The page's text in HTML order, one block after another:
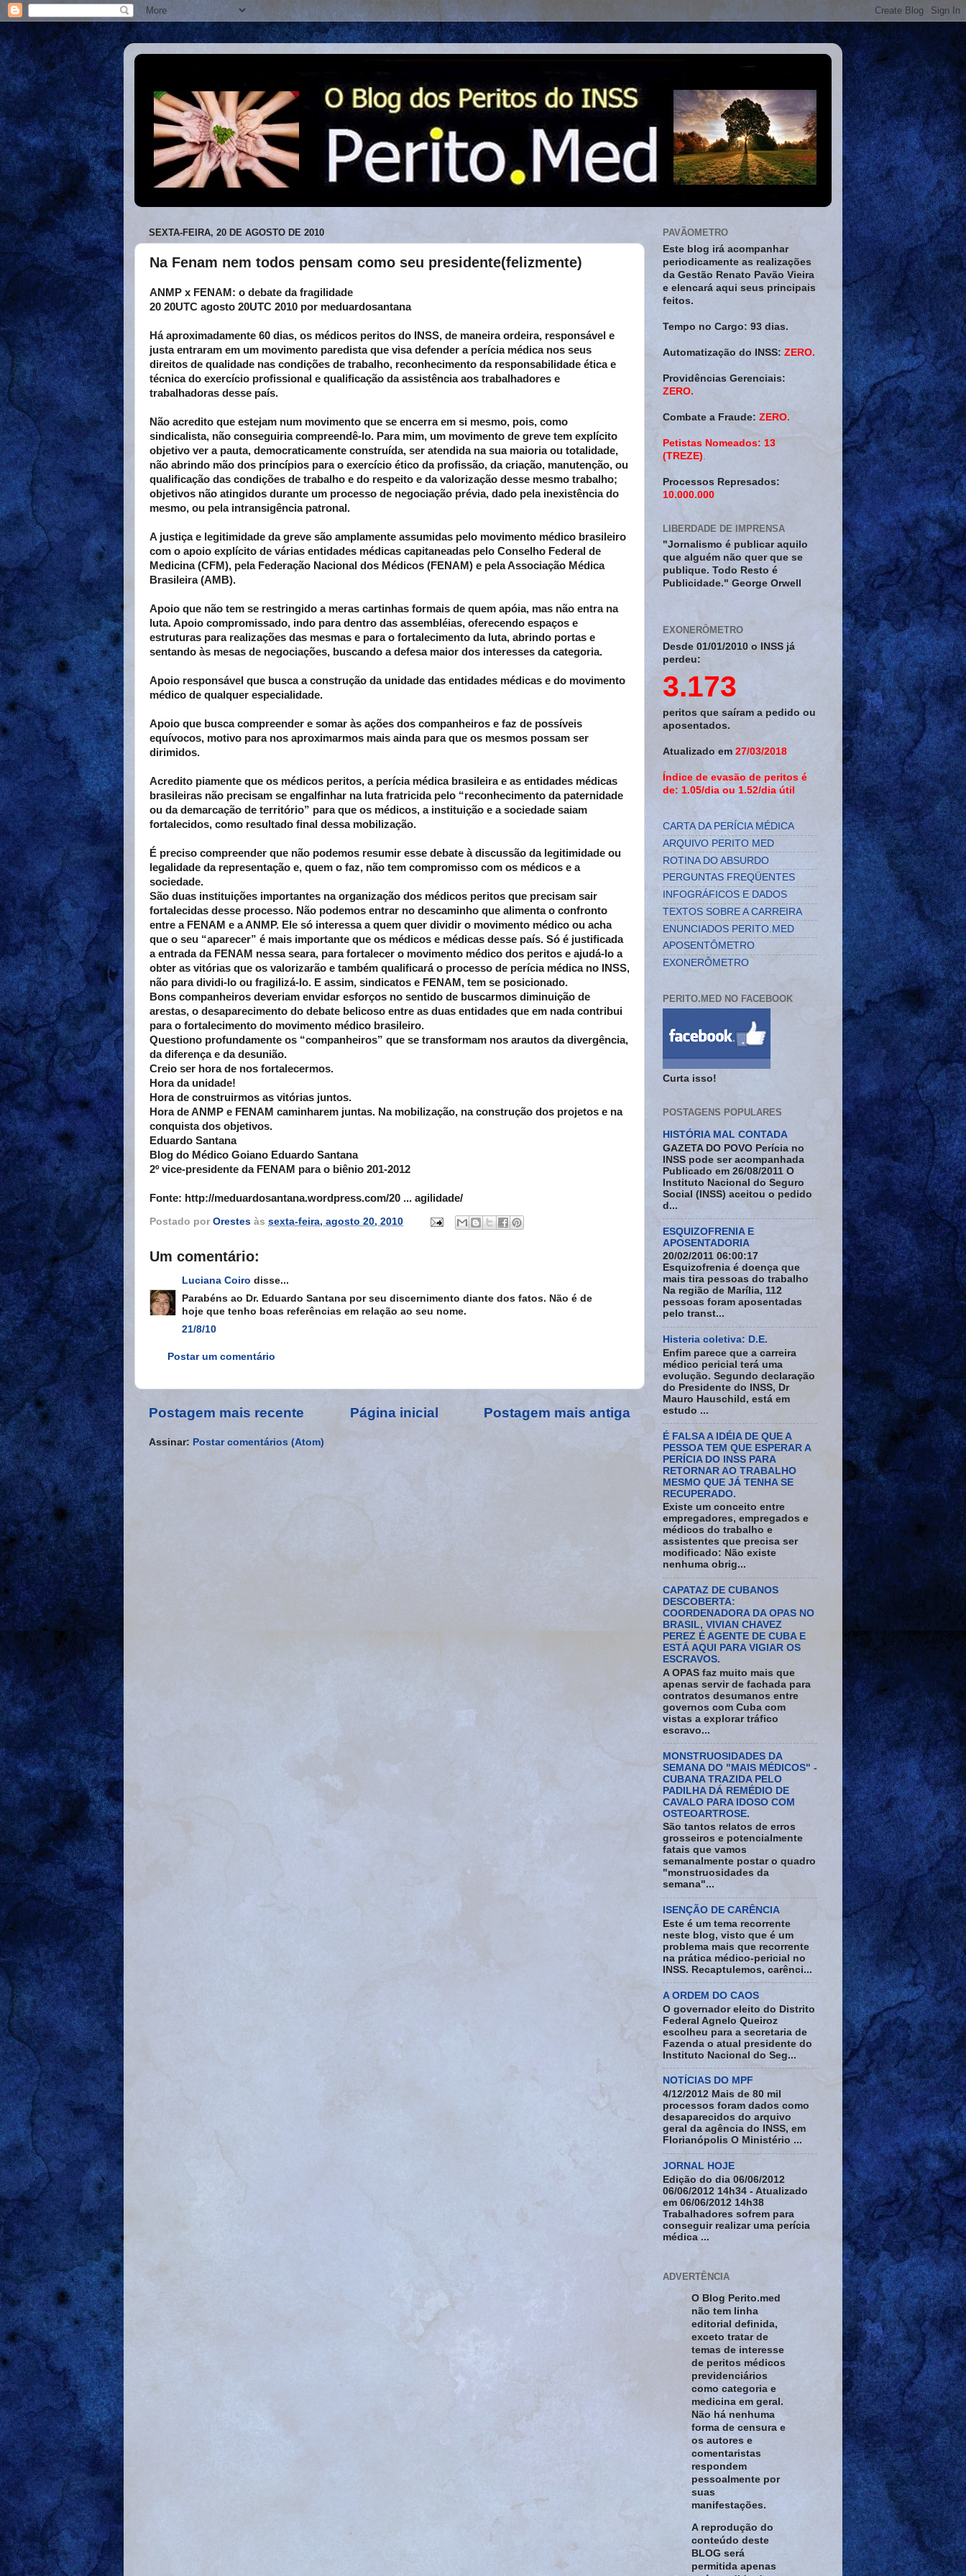
SEXTA-FEIRA, 20 DE AGOSTO DE 2010
Na Fenam nem todos pensam como seu presidente(felizmente)
ANMP x FENAM: o debate da fragilidade
20 20UTC agosto 20UTC 2010 por meduardosantana
Há aproximadamente 60 dias, os médicos peritos do INSS, de maneira ordeira, responsável e
justa entraram em um movimento paredista que visa defender a perícia médica nos seus
direitos de qualidade nas condições de trabalho, reconhecimento da responsabilidade ética e
técnica do exercício profissional e qualificação da assistência aos trabalhadores e
trabalhadoras desse país.
Não acredito que estejam num movimento que se encerra em si mesmo, pois, como
sindicalista, não conseguiria compreendê-lo. Para mim, um movimento de greve tem explícito
objetivo ver a pauta, democraticamente construída, ser atendida na sua maioria ou totalidade,
não abrindo mão dos princípios para o exercício ético da profissão, da criação, manutenção, ou
qualificação das condições de trabalho e do respeito e da valorização desse mesmo trabalho;
objetivos não atingidos durante um processo de negociação prévia, dado pela inexistência do
mesmo, ou pela intransigência patronal.
A justiça e legitimidade da greve são amplamente assumidas pelo movimento médico brasileiro
com o apoio explícito de várias entidades médicas capitaneadas pelo Conselho Federal de
Medicina (CFM), pela Federação Nacional dos Médicos (FENAM) e pela Associação Médica
Brasileira (AMB).
Apoio que não tem se restringido a meras cartinhas formais de quem apóia, mas não entra na
luta. Apoio compromissado, indo para dentro das assembléias, oferecendo espaços e
estruturas para realizações das mesmas e para o fortalecimento da luta, abrindo portas e
sentando às mesas de negociações, buscando a defesa maior dos interesses da categoria.
Apoio responsável que busca a construção da unidade das entidades médicas e do movimento
médico de qualquer especialidade.
Apoio que busca compreender e somar às ações dos companheiros e faz de possíveis
equívocos, motivo para nos aproximarmos mais ainda para que os mesmos possam ser
dirimidos.
Acredito piamente que os médicos peritos, a perícia médica brasileira e as entidades médicas
brasileiras não precisam se engalfinhar na luta fratricida pelo “reconhecimento da paternidade
ou da demarcação de território” para que os médicos, a instituição e a sociedade saiam
fortalecidos, como resultado final dessa mobilização.
É preciso compreender que não podemos resumir esse debate à discussão da legitimidade ou
legalidade da representação e, quem o faz, não tem compromisso com os médicos e a
sociedade.
São duas instituições importantes na organização dos médicos peritos que precisam sair
fortalecidas desse processo. Não podemos entrar no descaminho que alimenta o confronto
entre a FENAM e a ANMP. Ele só interessa a quem quer dividir o movimento médico ou acha
que o seu “aparecer” é mais importante que os médicos e médicas desse país. Só é justificada
a entrada da FENAM nessa seara, para fortalecer o movimento médico dos peritos e ajudá-lo a
obter as vitórias que os valorizarão e também qualificará o processo de perícia médica no INSS,
não para dividi-lo ou fragilizá-lo. E assim, sindicatos e FENAM, tem se posicionado.
Bons companheiros deveriam envidar esforços no sentido de buscarmos diminuição de
arestas, o desaparecimento do debate belicoso entre as duas entidades que em nada contribui
para o fortalecimento do movimento médico brasileiro.
Questiono profundamente os “companheiros” que se transformam nos arautos da divergência,
da diferença e da desunião.
Creio ser hora de nos fortalecermos.
Hora da unidade!
Hora de construirmos as vitórias juntos.
Hora de ANMP e FENAM caminharem juntas. Na mobilização, na construção dos projetos e na
conquista dos objetivos.
Eduardo Santana
Blog do Médico Goiano Eduardo Santana
2º vice-presidente da FENAM para o biênio 201-2012
Fonte: http://meduardosantana.wordpress.com/20 ... agilidade/
Postado por Orestes às sexta-feira, agosto 20, 2010
Um comentário:
Luciana Coiro disse...
Parabéns ao Dr. Eduardo Santana por seu discernimento diante dos fatos. Não é de
hoje que tenho boas referências em relação ao seu nome.
21/8/10
Postar um comentário
Postagem mais recente Postagem mais antiga
Página inicial
Assinar: Postar comentários (Atom)
PAVÃOMETRO
Este blog irá acompanhar
periodicamente as realizações
da Gestão Renato Pavão Vieira
e elencará aqui seus principais
feitos.
Tempo no Cargo: 93 dias.
Automatização do INSS: ZERO.
Providências Gerenciais:
ZERO.
Combate a Fraude: ZERO.
Petistas Nomeados: 13
(TREZE)
Processos Represados:
10.000.000
LIBERDADE DE IMPRENSA
"Jornalismo é publicar aquilo
que alguém não quer que se
publique. Todo Resto é
Publicidade." George Orwell
EXONERÔMETRO
Desde 01/01/2010 o INSS já
perdeu:
3.173
peritos que saíram a pedido ou
aposentados.
Atualizado em 27/03/2018
Índice de evasão de peritos é
de: 1.05/dia ou 1.52/dia útil
CARTA DA PERÍCIA MÉDICA
ARQUIVO PERITO MED
ROTINA DO ABSURDO
PERGUNTAS FREQÜENTES
INFOGRÁFICOS E DADOS
TEXTOS SOBRE A CARREIRA
ENUNCIADOS PERITO.MED
APOSENTÔMETRO
EXONERÔMETRO
PERITO.MED NO FACEBOOK
Curta isso!
POSTAGENS POPULARES
HISTÓRIA MAL CONTADA
GAZETA DO POVO Perícia no
INSS pode ser acompanhada
Publicado em 26/08/2011 O
Instituto Nacional do Seguro
Social (INSS) aceitou o pedido
d...
ESQUIZOFRENIA E
APOSENTADORIA
20/02/2011 06:00:17
Esquizofrenia é doença que
mais tira pessoas do trabalho
Na região de Marília, 112
pessoas foram aposentadas
pelo transt...
Histeria coletiva: D.E.
Enfim parece que a carreira
médico pericial terá uma
evolução. Segundo declaração
do Presidente do INSS, Dr
Mauro Hauschild, está em
estudo ...
É FALSA A IDÉIA DE QUE A
PESSOA TEM QUE ESPERAR A
PERÍCIA DO INSS PARA
RETORNAR AO TRABALHO
MESMO QUE JÁ TENHA SE
RECUPERADO.
Existe um conceito entre
empregadores, empregados e
médicos do trabalho e
assistentes que precisa ser
modificado: Não existe
nenhuma obrig...
CAPATAZ DE CUBANOS
DESCOBERTA:
COORDENADORA DA OPAS NO
BRASIL, VIVIAN CHAVEZ
PEREZ É AGENTE DE CUBA E
ESTÁ AQUI PARA VIGIAR OS
ESCRAVOS.
A OPAS faz muito mais que
apenas servir de fachada para
contratos desumanos entre
governos com Cuba com
vistas a explorar tráfico
escravo...
MONSTRUOSIDADES DA
SEMANA DO "MAIS MÉDICOS" -
CUBANA TRAZIDA PELO
PADILHA DÁ REMÉDIO DE
CAVALO PARA IDOSO COM
OSTEOARTROSE.
São tantos relatos de erros
grosseiros e potencialmente
fatais que vamos
semanalmente postar o quadro
"monstruosidades da
semana"...
ISENÇÃO DE CARÊNCIA
Este é um tema recorrente
neste blog, visto que é um
problema mais que recorrente
na prática médico-pericial no
INSS. Recaptulemos, carênci...
A ORDEM DO CAOS
O governador eleito do Distrito
Federal Agnelo Queiroz
escolheu para a secretaria de
Fazenda o atual presidente do
Instituto Nacional do Seg...
NOTÍCIAS DO MPF
4/12/2012 Mais de 80 mil
processos foram dados como
desaparecidos do arquivo
geral da agência do INSS, em
Florianópolis O Ministério ...
JORNAL HOJE
Edição do dia 06/06/2012
06/06/2012 14h34 - Atualizado
em 06/06/2012 14h38
Trabalhadores sofrem para
conseguir realizar uma perícia
médica ...
ADVERTÊNCIA
O Blog Perito.med
não tem linha
editorial definida,
exceto tratar de
temas de interesse
de peritos médicos
previdenciários
como categoria e
medicina em geral.
Não há nenhuma
forma de censura e
os autores e
comentaristas
respondem
pessoalmente por
suas
manifestações.
A reprodução do
conteúdo deste
BLOG será
permitida apenas